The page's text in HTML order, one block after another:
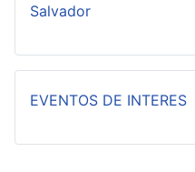
Salvador
EVENTOS DE INTERES